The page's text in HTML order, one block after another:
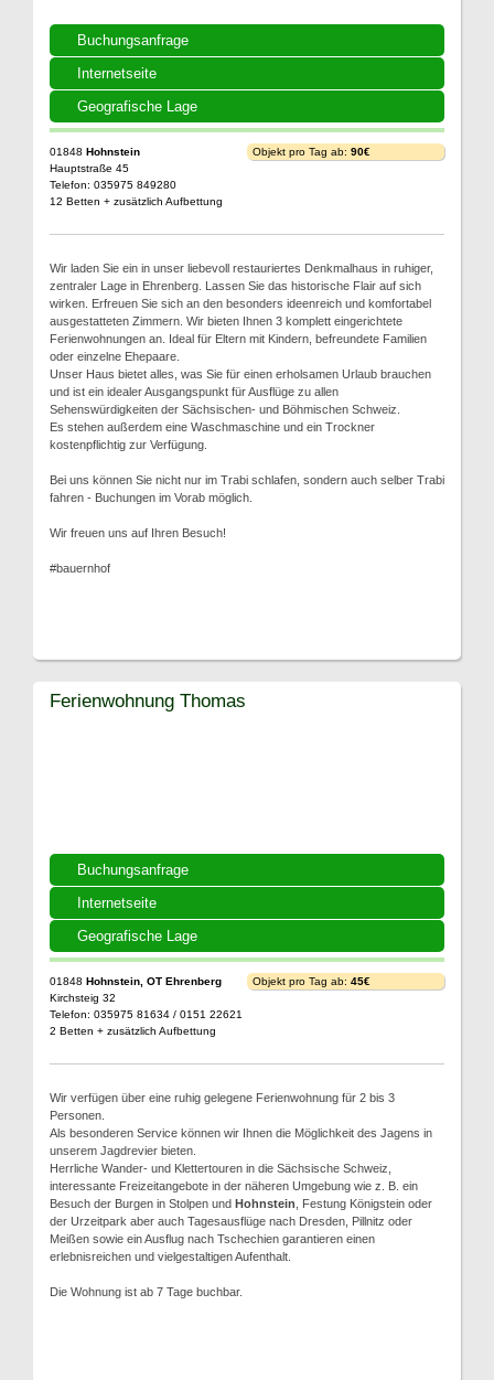
Buchungsanfrage
Internetseite
Geografische Lage
01848 Hohnstein
Hauptstraße 45
Telefon: 035975 849280
12 Betten + zusätzlich Aufbettung
Objekt pro Tag ab: 90€
Wir laden Sie ein in unser liebevoll restauriertes Denkmalhaus in ruhiger,
zentraler Lage in Ehrenberg. Lassen Sie das historische Flair auf sich
wirken. Erfreuen Sie sich an den besonders ideenreich und komfortabel
ausgestatteten Zimmern. Wir bieten Ihnen 3 komplett eingerichtete
Ferienwohnungen an. Ideal für Eltern mit Kindern, befreundete Familien
oder einzelne Ehepaare.
Unser Haus bietet alles, was Sie für einen erholsamen Urlaub brauchen
und ist ein idealer Ausgangspunkt für Ausflüge zu allen
Sehenswürdigkeiten der Sächsischen- und Böhmischen Schweiz.
Es stehen außerdem eine Waschmaschine und ein Trockner
kostenpflichtig zur Verfügung.
Bei uns können Sie nicht nur im Trabi schlafen, sondern auch selber Trabi
fahren - Buchungen im Vorab möglich.
Wir freuen uns auf Ihren Besuch!
#bauernhof
Buchungsanfrage
Internetseite
Geografische Lage
Ferienwohnung Thomas
01848 Hohnstein, OT Ehrenberg
Kirchsteig 32
Telefon: 035975 81634 / 0151 22621
2 Betten + zusätzlich Aufbettung
Objekt pro Tag ab: 45€
Wir verfügen über eine ruhig gelegene Ferienwohnung für 2 bis 3
Personen.
Als besonderen Service können wir Ihnen die Möglichkeit des Jagens in
unserem Jagdrevier bieten.
Herrliche Wander- und Klettertouren in die Sächsische Schweiz,
interessante Freizeitangebote in der näheren Umgebung wie z. B. ein
Besuch der Burgen in Stolpen und Hohnstein , Festung Königstein oder
der Urzeitpark aber auch Tagesausflüge nach Dresden, Pillnitz oder
Meißen sowie ein Ausflug nach Tschechien garantieren einen
erlebnisreichen und vielgestaltigen Aufenthalt.
Die Wohnung ist ab 7 Tage buchbar.